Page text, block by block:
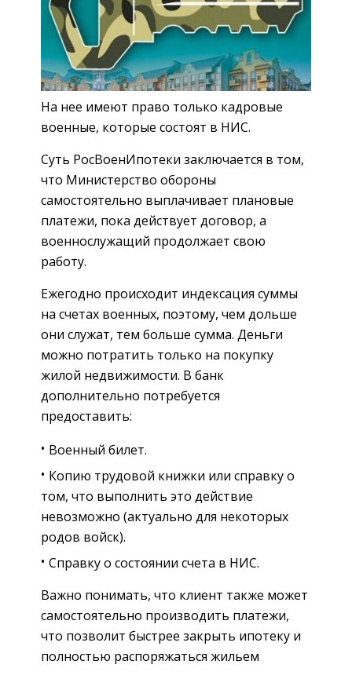
На нее имеют право только кадровые
военные, которые состоят в НИС.
Суть РосВоенИпотеки заключается в том,
что Министерство обороны
самостоятельно выплачивает плановые
платежи, пока действует договор, а
военнослужащий продолжает свою
работу.
Ежегодно происходит индексация суммы
на счетах военных, поэтому, чем дольше
они служат, тем больше сумма. Деньги
можно потратить только на покупку
жилой недвижимости. В банк
дополнительно потребуется
предоставить:
Военный билет.
Копию трудовой книжки или справку о
том, что выполнить это действие
невозможно (актуально для некоторых
родов войск).
Справку о состоянии счета в НИС.
Важно понимать, что клиент также может
самостоятельно производить платежи,
что позволит быстрее закрыть ипотеку и
полностью распоряжаться жильем